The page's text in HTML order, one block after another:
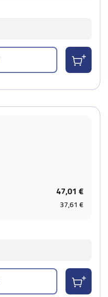
47,01 €
37,61 €